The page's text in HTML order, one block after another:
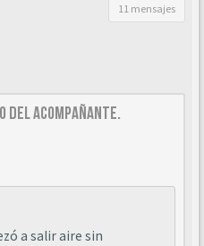
11 mensajes
del acompañante.
a salir aire sin